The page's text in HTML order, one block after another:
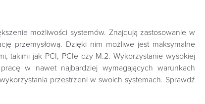
możliwości systemów. Znajdują zastosowanie w
przemysłową. Dzięki nim możliwe jest maksymalne
takimi jak PCI, PCIe czy M.2. Wykorzystanie wysokiej
w nawet najbardziej wymagających warunkach
przestrzeni w swoich systemach. Sprawdź